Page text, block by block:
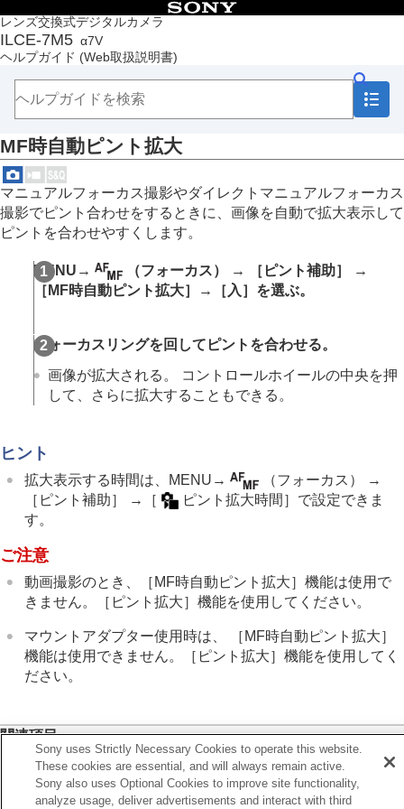
レンズ交換式デジタルカメラ
ILCE-7M5 α7V
ヘルプガイド (Web取扱説明書)
目次
トップページ
ヘルプガイドの使いかた
本体と付属品を確認する
本機の基本操作
準備/基本的な撮影
MENU一覧から機能を探す
撮影機能を活用する
この章の目次
撮影モードを選ぶ
フォーカス（ピント）を合わせる
被写体認識AF
縦横フォーカスエリア切換
フォーカスエリア登録機能
登録フォーカスエリア消去
フォーカスエリア自動消灯
トラッキング中エリア枠表示
速度変化へのAF追従
AFトランジション速度
AFアシスト
AF/MF切換
フォーカスホールド
AF-S時の優先設定
AF-C時の優先設定
AF補助光
MF時自動ピント拡大
マニュアルフォーカス撮影やダイレクトマニュアルフォーカス
撮影でピント合わせをするときに、画像を自動で拡大表示して
ピントを合わせやすくします。
MENU → （フォーカス） → ［ピント補助］
→
［MF時自動ピント拡大］
→ ［入］ を選ぶ。
フォーカスリングを回してピントを合わせる。
画像が拡大される。 コントロールホイールの中央を押
して、さらに拡大することもできる。
ヒント
拡大表示する時間は、 MENU → （フォーカス ） →
［ピント補助］
→ ［ ピント拡大時間］ で設定できま
す。
ご注意
動画撮影のとき、 ［MF時自動ピント拡大］機能は使用で
きません。
［ピント拡大］機能を使用してください。
マウントアダプター使用時は、
［MF時自動ピント拡大］
機能は使用できません。
［ピント拡大］機能を使用してく
ださい。
関連項目
マニュアルフォーカス
ダイレクトマニュアルフォーカス（DMF）
Sony uses Strictly Necessary Cookies to operate this website.
These cookies are essential, and will always remain active.
Sony also uses Optional Cookies to improve site functionality,
analyze usage, deliver advertisements and interact with third